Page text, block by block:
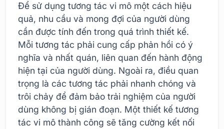
Để sử dụng tương tác vi mô một cách hiệu
quả, nhu cầu và mong đợi của người dùng
cần được tính đến trong quá trình thiết kế.
Mỗi tương tác phải cung cấp phản hồi có ý
nghĩa và nhất quán, liên quan đến hành động
hiện tại của người dùng. Ngoài ra, điều quan
trọng là các tương tác phải nhanh chóng và
trôi chảy để đảm bảo trải nghiệm của người
dùng không bị gián đoạn. Một thiết kế tương
tác vi mô thành công sẽ tăng cường kết nối